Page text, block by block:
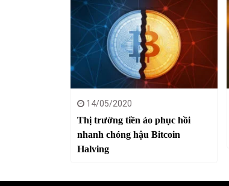
14/05/2020
Thị trường tiền ảo phục hồi
nhanh chóng hậu Bitcoin
Halving